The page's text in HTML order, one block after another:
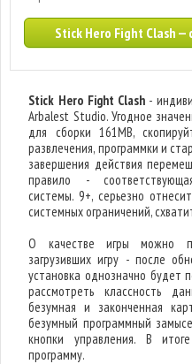
Stick Hero Fight Clash —
Stick Hero Fight Clash -
Arbalest Studio. Угодное
для сборки 161MB,
развлечения, программки и
завершения действия
правило -
системы. 9+, серьезно
системных ограничений,
О качестве игры можно
загрузивших игру - после
установка однозначно будет
рассмотреть классность
безумная и законченная
безумный программный
кнопки управления. В
программу.